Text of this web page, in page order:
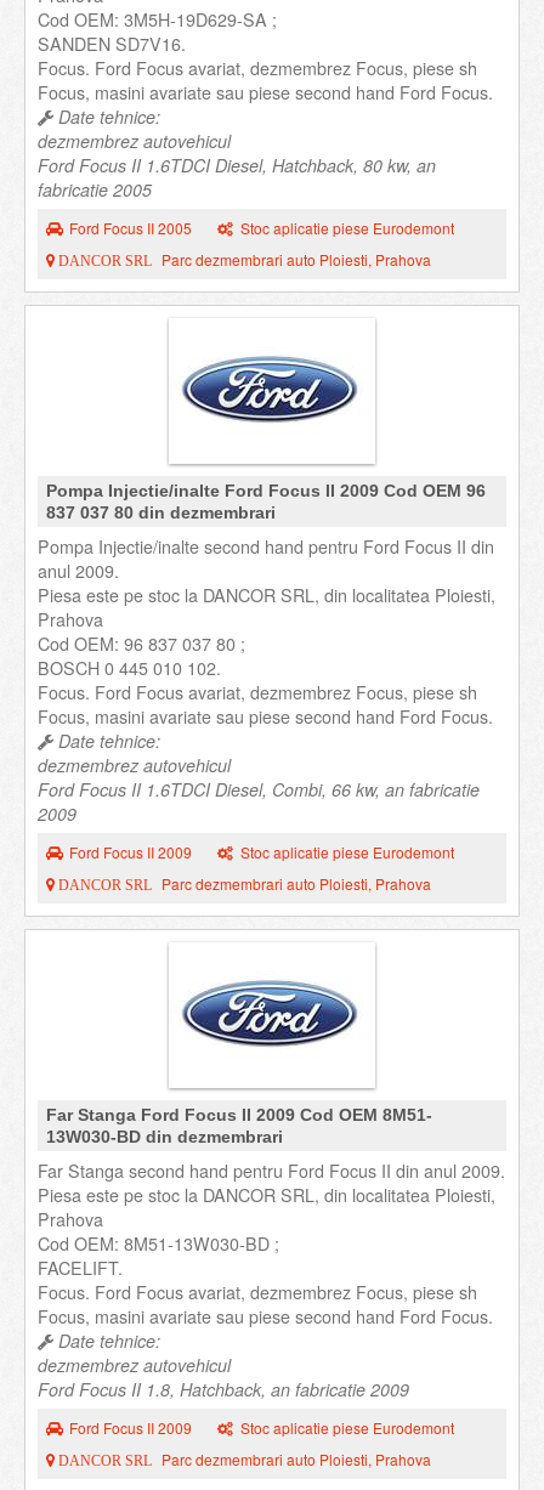
Cod OEM: 3M5H-19D629-SA ;
SANDEN SD7V16.
Focus. Ford Focus avariat, dezmembrez Focus, piese sh
Focus, masini avariate sau piese second hand Ford Focus.
Date tehnice:
dezmembrez autovehicul
Ford Focus II 1.6TDCI Diesel, Hatchback, 80 kw, an
fabricatie 2005
Ford Focus II 2005 Stoc aplicatie piese Eurodemont
DANCOR SRL Parc dezmembrari auto Ploiesti, Prahova
Pompa Injectie/inalte Ford Focus II 2009 Cod OEM 96
837 037 80 din dezmembrari
Pompa Injectie/inalte second hand pentru Ford Focus II din
anul 2009.
Piesa este pe stoc la DANCOR SRL, din localitatea Ploiesti,
Prahova
Cod OEM: 96 837 037 80 ;
BOSCH 0 445 010 102.
Focus. Ford Focus avariat, dezmembrez Focus, piese sh
Focus, masini avariate sau piese second hand Ford Focus.
Date tehnice:
dezmembrez autovehicul
Ford Focus II 1.6TDCI Diesel, Combi, 66 kw, an fabricatie
2009
Ford Focus II 2009 Stoc aplicatie piese Eurodemont
DANCOR SRL Parc dezmembrari auto Ploiesti, Prahova
Far Stanga Ford Focus II 2009 Cod OEM 8M51-
13W030-BD din dezmembrari
Far Stanga second hand pentru Ford Focus II din anul 2009.
Piesa este pe stoc la DANCOR SRL, din localitatea Ploiesti,
Prahova
Cod OEM: 8M51-13W030-BD ;
FACELIFT.
Focus. Ford Focus avariat, dezmembrez Focus, piese sh
Focus, masini avariate sau piese second hand Ford Focus.
Date tehnice:
dezmembrez autovehicul
Ford Focus II 1.8, Hatchback, an fabricatie 2009
Ford Focus II 2009 Stoc aplicatie piese Eurodemont
DANCOR SRL Parc dezmembrari auto Ploiesti, Prahova